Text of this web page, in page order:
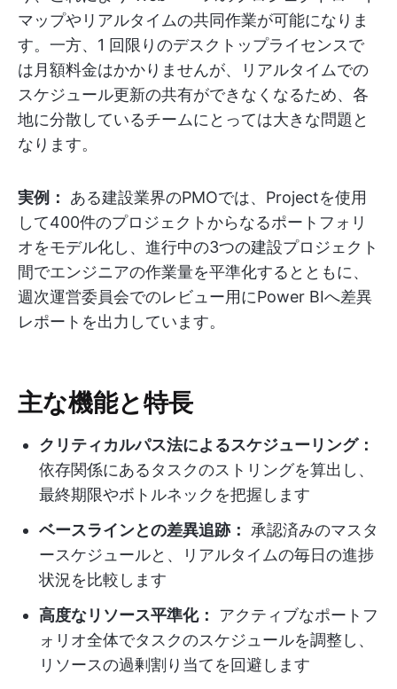
マップやリアルタイムの共同作業が可能になりま
す。一方、1 回限りのデスクトップライセンスで
は月額料金はかかりませんが、リアルタイムでの
スケジュール更新の共有ができなくなるため、各
地に分散しているチームにとっては大きな問題と
なります。
実例：
ある建設業界のPMOでは、Projectを使用
して400件のプロジェクトからなるポートフォリ
オをモデル化し、進行中の3つの建設プロジェクト
間でエンジニアの作業量を平準化するとともに、
週次運営委員会でのレビュー用にPower BIへ差異
レポートを出力しています。
主な機能と特長
クリティカルパス法によるスケジューリング：
依存関係にあるタスクのストリングを算出し、
最終期限やボトルネックを把握します
ベースラインとの差異追跡：
承認済みのマスタ
ースケジュールと、リアルタイムの毎日の進捗
状況を比較します
高度なリソース平準化：
アクティブなポートフ
ォリオ全体でタスクのスケジュールを調整し、
リソースの過剰割り当てを回避します